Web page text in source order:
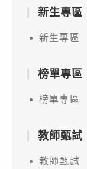
新生專區
新生專區
榜單專區
榜單專區
教師甄試
教師甄試